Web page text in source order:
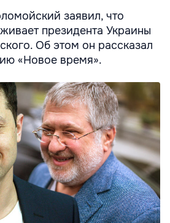
заявил, что
президента Украины
Об этом он рассказал
«Новое время».